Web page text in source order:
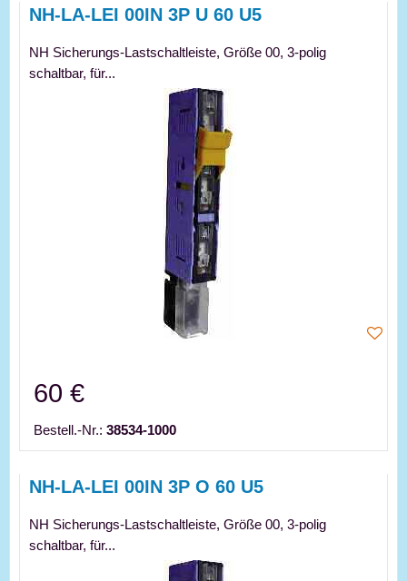
NH-LA-LEI 00IN 3P U 60 U5
NH Sicherungs-Lastschaltleiste, Größe 00, 3-polig
schaltbar, für...
60 €
Bestell.-Nr.: 38534-1000
NH-LA-LEI 00IN 3P O 60 U5
NH Sicherungs-Lastschaltleiste, Größe 00, 3-polig
schaltbar, für...